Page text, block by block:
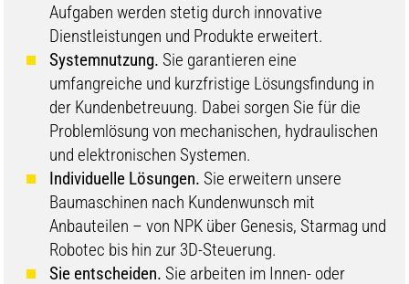
Aufgaben werden stetig durch innovative
Dienstleistungen und Produkte erweitert.
Systemnutzung. Sie garantieren eine
umfangreiche und kurzfristige Lösungsfindung in
der Kundenbetreuung. Dabei sorgen Sie für die
Problemlösung von mechanischen, hydraulischen
und elektronischen Systemen.
Individuelle Lösungen. Sie erweitern unsere
Baumaschinen nach Kundenwunsch mit
Anbauteilen – von NPK über Genesis, Starmag und
Robotec bis hin zur 3D-Steuerung.
Sie entscheiden. Sie arbeiten im Innen- oder